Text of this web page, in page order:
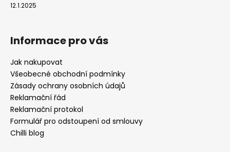
12.1.2025
Informace pro vás
Jak nakupovat
Všeobecné obchodní podmínky
Zásady ochrany osobních údajů
Reklamační řád
Reklamační protokol
Formulář pro odstoupení od smlouvy
Chilli blog